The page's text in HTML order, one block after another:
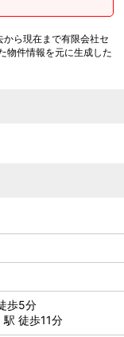
ら現在まで有限会社セ
物件情報を元に生成した
歩5分
徒歩11分